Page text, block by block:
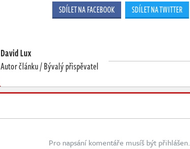
SDÍLET NA FACEBOOK SDÍLET NA TWITTER
David Lux
Autor článku / Bývalý přispěvatel
Pro napsání komentáře musíš být přihlášen.